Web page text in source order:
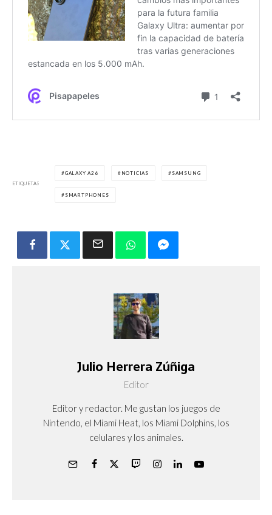
ETIQUETAS
GALAXY A26 NOTICIAS SAMSUNG
SMARTPHONES
Julio Herrera Zúñiga
Editor
Editor y redactor. Me gustan los juegos de
Nintendo, el Miami Heat, los Miami Dolphins, los
celulares y los animales.